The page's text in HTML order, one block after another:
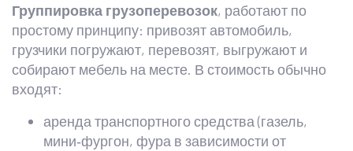
Группировка грузоперевозок, работают по
простому принципу: привозят автомобиль,
грузчики погружают, перевозят, выгружают и
собирают мебель на месте. В стоимость обычно
входят:
аренда транспортного средства (газель,
мини‑фургон, фура в зависимости от